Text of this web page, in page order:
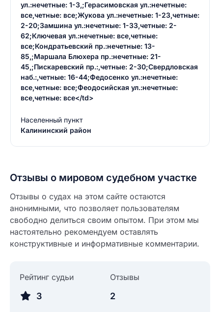
ул.:нечетные: 1-3,;Герасимовская ул.:нечетные:
все,четные: все;Жукова ул.:нечетные: 1-23,четные:
2-20;Замшина ул.:нечетные: 1-33,четные: 2-
62;Ключевая ул.:нечетные: все,четные:
все;Кондратьевский пр.:нечетные: 13-
85,;Маршала Блюхера пр.:нечетные: 21-
45,;Пискаревский пр.:,четные: 2-30;Свердловская
наб.:,четные: 16-44;Федосенко ул.:нечетные:
все,четные: все;Феодосийская ул.:нечетные:
все,четные: все</td>
Населенный пункт
Калининский район
Отзывы о мировом судебном участке
Отзывы о судах на этом сайте остаются
анонимными, что позволяет пользователям
свободно делиться своим опытом. При этом мы
настоятельно рекомендуем оставлять
конструктивные и информативные комментарии.
Рейтинг судьи
3
Отзывы
2
Введите свое имя